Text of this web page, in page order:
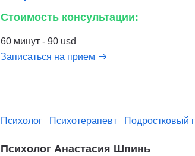
Стоимость консультации:
60 минут - 90 usd
Записаться на прием
Психолог Психотерапевт Подростковый
Психолог Анастасия Шпинь